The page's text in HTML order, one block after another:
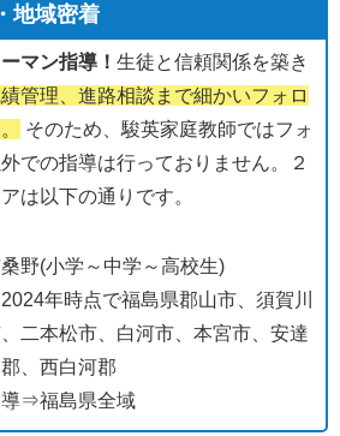
地域密着
マン指導！ 生徒と信頼関係を築き
管理、進路相談まで細かいフォロ
そのため、駿英家庭教師ではフォ
での指導は行っておりません。２
は以下の通りです。
野(小学～中学～高校生)
年時点で福島県郡山市、須賀川
二本松市、白河市、本宮市、安達
、西白河郡
⇒福島県全域